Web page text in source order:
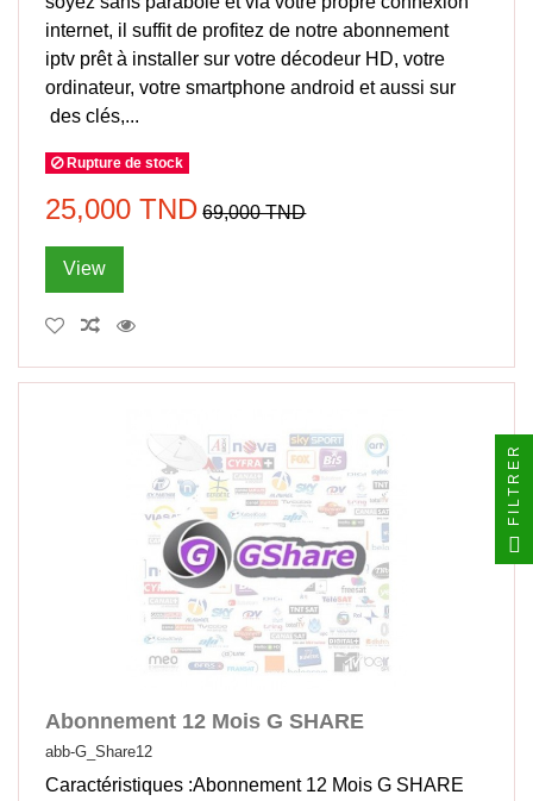
internet, il suffit de profitez de notre abonnement
iptv prêt à installer sur votre décodeur HD, votre
ordinateur, votre smartphone android et aussi sur
des clés,...
Rupture de stock
25,000 TND 69,000 TND
View
Abonnement 12 Mois G SHARE
abb-G_Share12
Caractéristiques :Abonnement 12 Mois G SHARE
FILTRER